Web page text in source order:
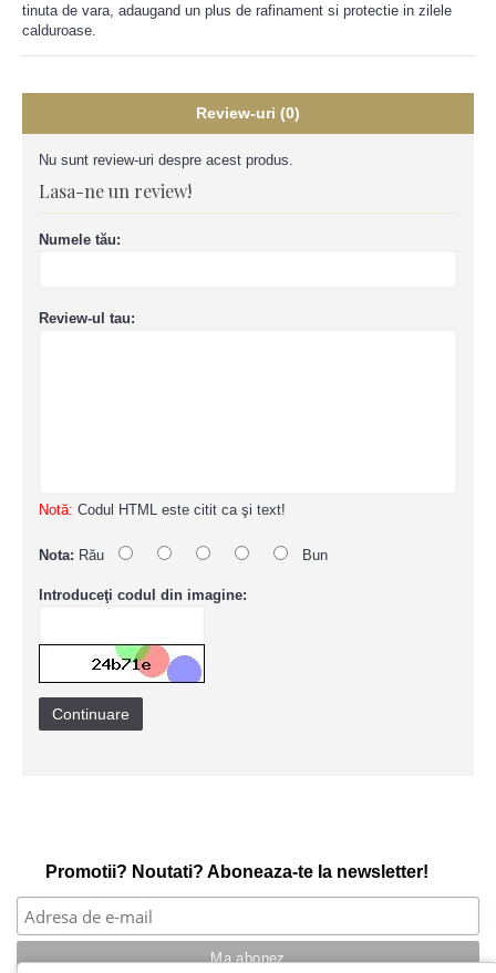
tinuta de vara, adaugand un plus de rafinament si protectie in zilele
calduroase.
Review-uri (0)
Nu sunt review-uri despre acest produs.
Lasa-ne un review!
Numele tău:
Review-ul tau:
Notă: Codul HTML este citit ca şi text!
Nota: Rău Bun
Introduceţi codul din imagine:
Continuare
Promotii? Noutati? Aboneaza-te la newsletter!